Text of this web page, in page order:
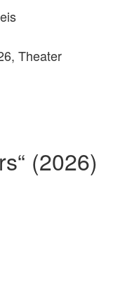
Theater
(2026)